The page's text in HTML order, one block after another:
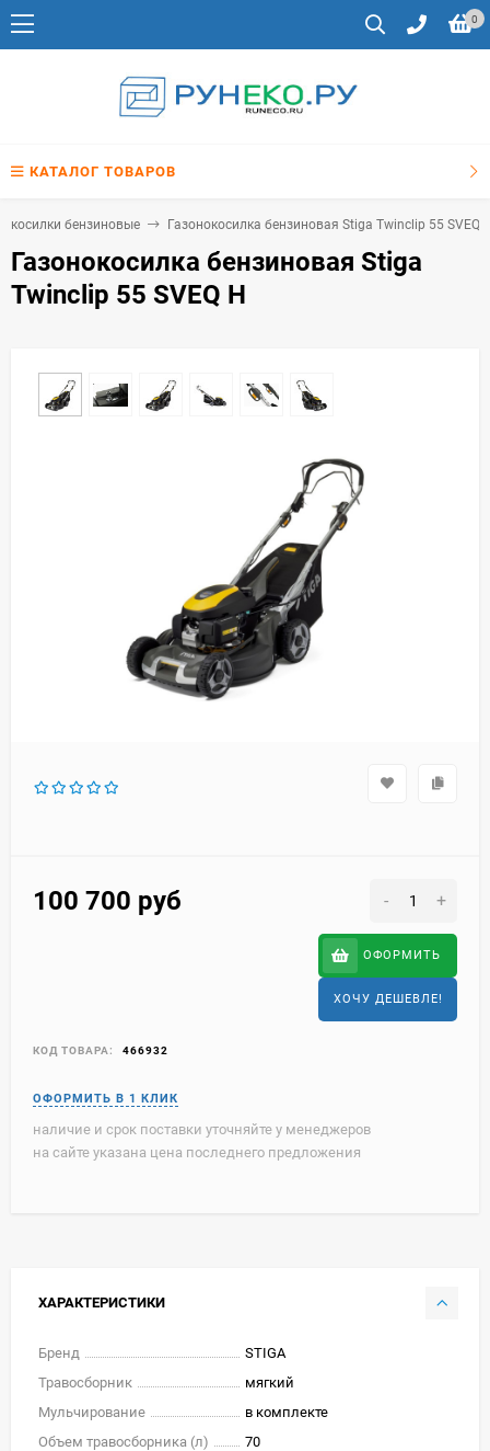
0
КАТАЛОГ ТОВАРОВ
бензиновые Газонокосилка бензиновая Stiga Twinclip 55 SVEQ
Газонокосилка бензиновая Stiga
Twinclip 55 SVEQ H
100 700 руб - +
ОФОРМИТЬ
ХОЧУ ДЕШЕВЛЕ!
КОД ТОВАРА: 466932
наличие и срок поставки уточняйте у менеджеров
на сайте указана цена последнего предложения
ХАРАКТЕРИСТИКИ
Бренд
STIGA
Травосборник
мягкий
Мульчирование
в комплекте
Объем травосборника (л)
70